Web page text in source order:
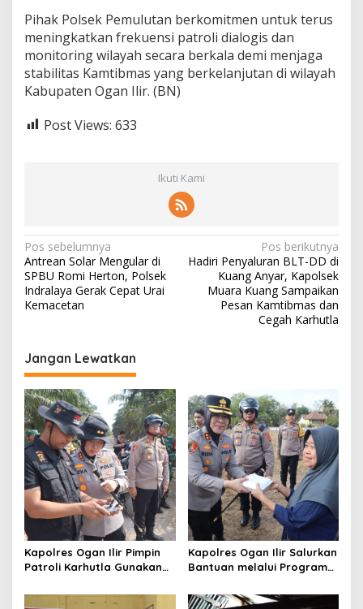
i
b
m
a
s
Pihak Polsek Pemulutan berkomitmen untuk terus
meningkatkan frekuensi patroli dialogis dan
monitoring wilayah secara berkala demi menjaga
stabilitas Kamtibmas yang berkelanjutan di wilayah
Kabupaten Ogan Ilir. (BN)
Post Views: 633
Ikuti Kami
N
a
v
a
s
i
p
o
s
Pos sebelumnya
Antrean Solar Mengular di
SPBU Romi Herton, Polsek
Indralaya Gerak Cepat Urai
Kemacetan
Pos berikutnya
Hadiri Penyaluran BLT-DD di
Kuang Anyar, Kapolsek
Muara Kuang Sampaikan
Pesan Kamtibmas dan
Cegah Karhutla
Jangan Lewatkan
Kapolres Ogan Ilir Pimpin
Patroli Karhutla Gunakan
Perkuat Kesiapsiagaan
Kapolres Ogan Ilir Salurkan
Bantuan melalui Program
Kepedulian kepada